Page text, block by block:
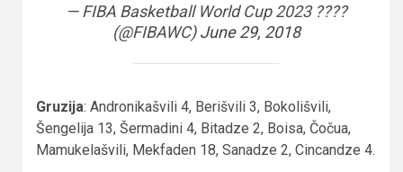
— FIBA Basketball World Cup 2023 ????
(@FIBAWC)June 29, 2018
Gruzija: Andronikašvili 4, Berišvili 3, Bokolišvili,
Šengelija 13, Šermadini 4, Bitadze 2, Boisa, Čočua,
Mamukelašvili, Mekfaden 18, Sanadze 2, Cincandze 4.